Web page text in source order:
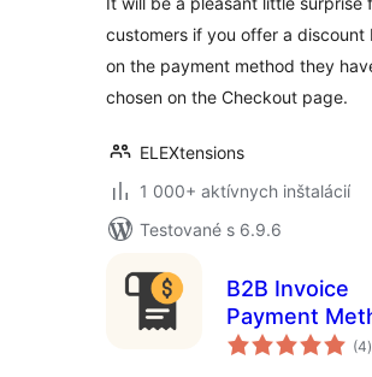
customers if you offer a discount
on the payment method they
chosen on the Checkout page.
ELEXtensions
1 000+ aktívnych inštalácií
Testované s 6.9.6
B2B Invoice
Payment
for
(4)